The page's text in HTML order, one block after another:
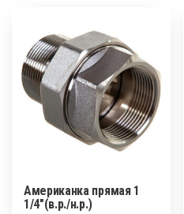
Американка прямая 1
1/4″(в.р./н.р.)